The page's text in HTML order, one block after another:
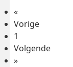
«
Vorige
1
Volgende
»